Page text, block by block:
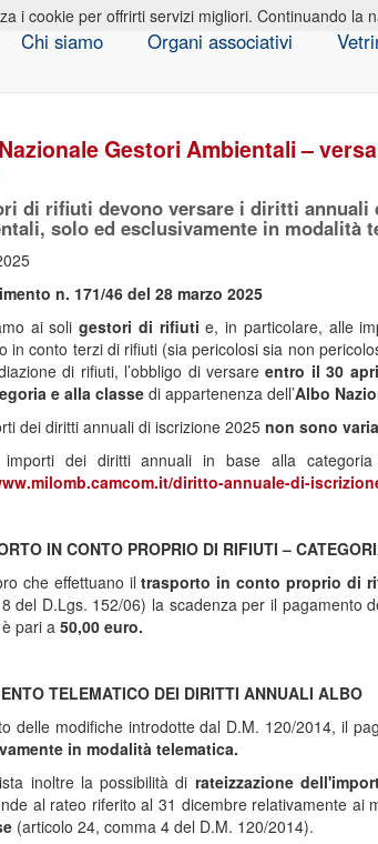
Chi siamo Organi associativi
Gestori Ambientali –
di rifiuti devono versare i diritti annuali
solo ed esclusivamente in modalità
n. 171/46 del 28 marzo 2025
ai soligestori di rifiuti e, in particolare, alle
in conto terzi di rifiuti (sia pericolosi sia non
di rifiuti, l’obbligo di versareentro il 30
e alla classe di appartenenza dell’Albo
dei diritti annuali di iscrizione 2025 non sono
dei diritti annuali in base alla
diritto-annuale-di-
IN CONTO PROPRIO DI RIFIUTI –
che effettuano iltrasporto in conto proprio di
del D.Lgs. 152/06) la scadenza per il pagamento
pari a 50,00 euro.
TELEMATICO DEI DIRITTI ANNUALI ALBO
delle modifiche introdotte dal D.M. 120/2014, il
in modalità telematica.
inoltre la possibilità di rateizzazione
al rateo riferito al 31 dicembre relativamente ai
(articolo 24, comma 4 del D.M. 120/2014).
i cookie per offrirti servizi migliori. Continuando la